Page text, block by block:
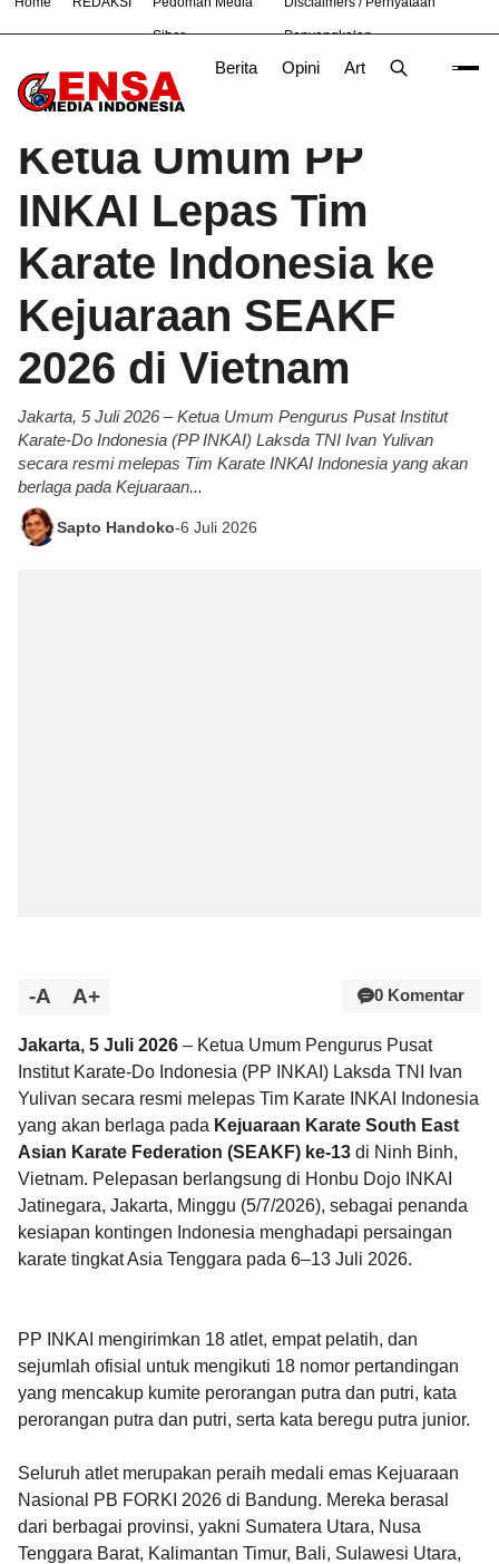
Siber Penyangkalan
Berita Opini Artikel
# Bandung Bekasi Hukum Nasional News TNI
Beranda/Berita
Ketua Umum PP
INKAI Lepas Tim
Karate Indonesia ke
Kejuaraan SEAKF
2026 di Vietnam
Jakarta, 5 Juli 2026 – Ketua Umum Pengurus Pusat Institut
Karate-Do Indonesia (PP INKAI) Laksda TNI Ivan Yulivan
secara resmi melepas Tim Karate INKAI Indonesia yang akan
berlaga pada Kejuaraan...
Sapto Handoko-6 Juli 2026
-A A+ 0 Komentar
Jakarta, 5 Juli 2026 – Ketua Umum Pengurus Pusat
Institut Karate-Do Indonesia (PP INKAI) Laksda TNI Ivan
Yulivan secara resmi melepas Tim Karate INKAI Indonesia
yang akan berlaga pada Kejuaraan Karate South East
Asian Karate Federation (SEAKF) ke-13 di Ninh Binh,
Vietnam. Pelepasan berlangsung di Honbu Dojo INKAI
Jatinegara, Jakarta, Minggu (5/7/2026), sebagai penanda
kesiapan kontingen Indonesia menghadapi persaingan
karate tingkat Asia Tenggara pada 6–13 Juli 2026.
PP INKAI mengirimkan 18 atlet, empat pelatih, dan
sejumlah ofisial untuk mengikuti 18 nomor pertandingan
yang mencakup kumite perorangan putra dan putri, kata
perorangan putra dan putri, serta kata beregu putra junior.
Seluruh atlet merupakan peraih medali emas Kejuaraan
Nasional PB FORKI 2026 di Bandung. Mereka berasal
dari berbagai provinsi, yakni Sumatera Utara, Nusa
Tenggara Barat, Kalimantan Timur, Bali, Sulawesi Utara,